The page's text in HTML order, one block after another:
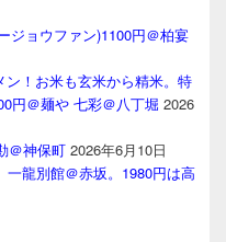
ジョウファン)1100円＠柏宴
！お米も玄米から精米。特
円＠麺や 七彩＠八丁堀 2026
＠神保町 2026年6月10日
龍別館＠赤坂。1980円は高